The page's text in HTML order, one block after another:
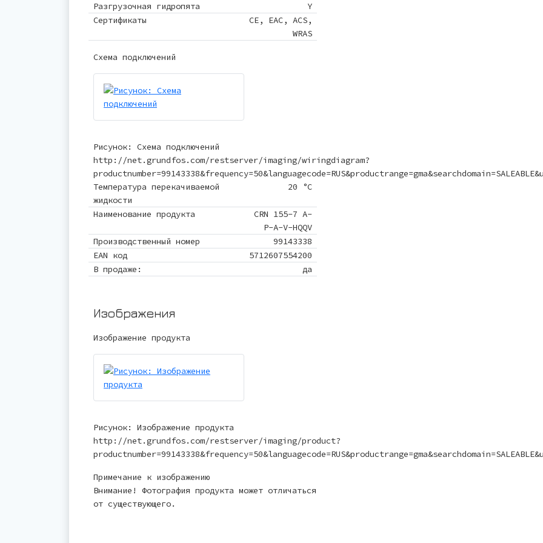
Разгрузочная гидропята
Y
Сертификаты
CE, EAC, ACS,
WRAS
Схема подключений
Рисунок: Схема подключений
http://net.grundfos.com/restserver/imaging/wiringdiagram?
Температура перекачиваемой
жидкости
20 °C
Наименование продукта
CRN 155-7 A-
P-A-V-HQQV
Производственный номер
99143338
EAN код
5712607554200
В продаже:
да
Изображения
Изображение продукта
Рисунок: Изображение продукта
http://net.grundfos.com/restserver/imaging/product?
Примечание к изображению
Внимание! Фотография продукта может отличаться
от существующего.